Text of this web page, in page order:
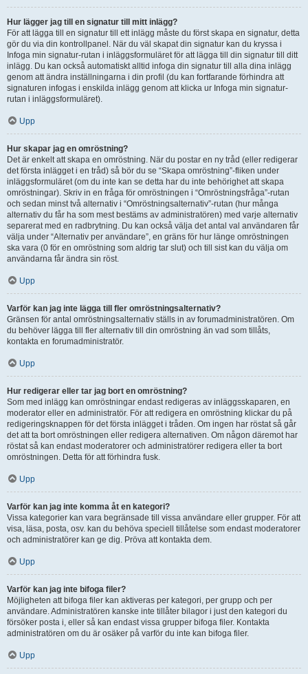
Hur lägger jag till en signatur till mitt inlägg?
För att lägga till en signatur till ett inlägg måste du först skapa en signatur, detta
gör du via din kontrollpanel. När du väl skapat din signatur kan du kryssa i
Infoga min signatur-rutan i inläggsformuläret för att lägga till din signatur till ditt
inlägg. Du kan också automatiskt alltid infoga din signatur till alla dina inlägg
genom att ändra inställningarna i din profil (du kan fortfarande förhindra att
signaturen infogas i enskilda inlägg genom att klicka ur Infoga min signatur-
rutan i inläggsformuläret).
Upp
Hur skapar jag en omröstning?
Det är enkelt att skapa en omröstning. När du postar en ny tråd (eller redigerar
det första inlägget i en tråd) så bör du se “Skapa omröstning”-fliken under
inläggsformuläret (om du inte kan se detta har du inte behörighet att skapa
omröstningar). Skriv in en fråga för omröstningen i “Omröstningsfråga”-rutan
och sedan minst två alternativ i “Omröstningsalternativ”-rutan (hur många
alternativ du får ha som mest bestäms av administratören) med varje alternativ
separerat med en radbrytning. Du kan också välja det antal val användaren får
välja under “Alternativ per användare”, en gräns för hur länge omröstningen
ska vara (0 för en omröstning som aldrig tar slut) och till sist kan du välja om
användarna får ändra sin röst.
Upp
Varför kan jag inte lägga till fler omröstningsalternativ?
Gränsen för antal omröstningsalternativ ställs in av forumadministratören. Om
du behöver lägga till fler alternativ till din omröstning än vad som tillåts,
kontakta en forumadministratör.
Upp
Hur redigerar eller tar jag bort en omröstning?
Som med inlägg kan omröstningar endast redigeras av inläggsskaparen, en
moderator eller en administratör. För att redigera en omröstning klickar du på
redigeringsknappen för det första inlägget i tråden. Om ingen har röstat så går
det att ta bort omröstningen eller redigera alternativen. Om någon däremot har
röstat så kan endast moderatorer och administratörer redigera eller ta bort
omröstningen. Detta för att förhindra fusk.
Upp
Varför kan jag inte komma åt en kategori?
Vissa kategorier kan vara begränsade till vissa användare eller grupper. För att
visa, läsa, posta, osv. kan du behöva speciell tillåtelse som endast moderatorer
och administratörer kan ge dig. Pröva att kontakta dem.
Upp
Varför kan jag inte bifoga filer?
Möjligheten att bifoga filer kan aktiveras per kategori, per grupp och per
användare. Administratören kanske inte tillåter bilagor i just den kategori du
försöker posta i, eller så kan endast vissa grupper bifoga filer. Kontakta
administratören om du är osäker på varför du inte kan bifoga filer.
Upp